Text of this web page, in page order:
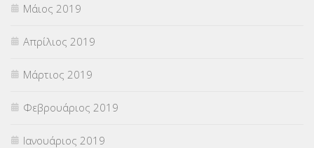
Μάιος 2019
Απρίλιος 2019
Μάρτιος 2019
Φεβρουάριος 2019
Ιανουάριος 2019